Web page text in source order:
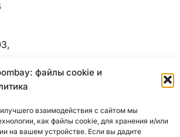
файлы cookie и
взаимодействия с сайтом мы
как файлы cookie, для хранения и/или
на вашем устройстве. Если вы дадите